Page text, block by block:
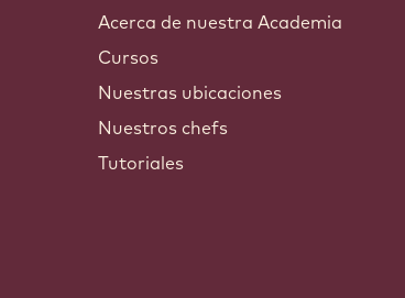
Acerca de nuestra Academia
Cursos
Nuestras ubicaciones
Nuestros chefs
Tutoriales